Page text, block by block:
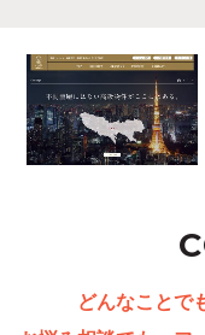
どんなことで